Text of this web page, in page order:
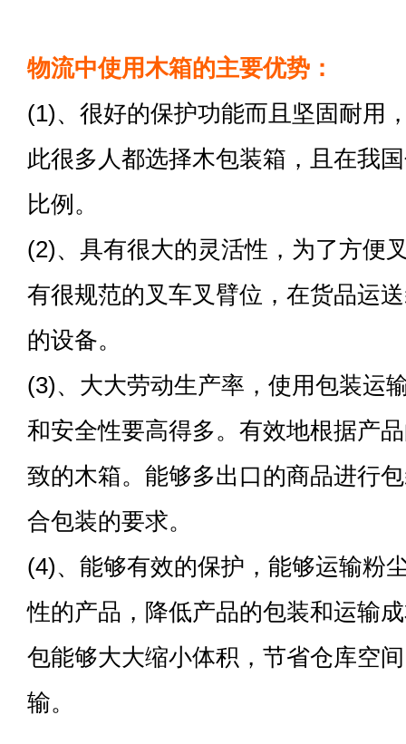
物流中使用木箱的主要优势：
(1)、很好的保护功能而且坚固耐用
此很多人都选择木包装箱，且在我
比例。
(2)、具有很大的灵活性，为了方便
有很规范的叉车叉臂位，在货品运
的设备。
(3)、大大劳动生产率，使用包装运
和安全性要高得多。有效地根据产
致的木箱。能够多出口的商品进行
合包装的要求。
(4)、能够有效的保护，能够运输粉
性的产品，降低产品的包装和运输
包能够大大缩小体积，节省仓库空
输。